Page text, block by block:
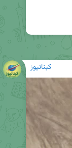
کبنانیوز